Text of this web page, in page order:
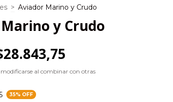
> Aviador Marino y Crudo
y Crudo
modificarse al combinar con otras
35% OFF